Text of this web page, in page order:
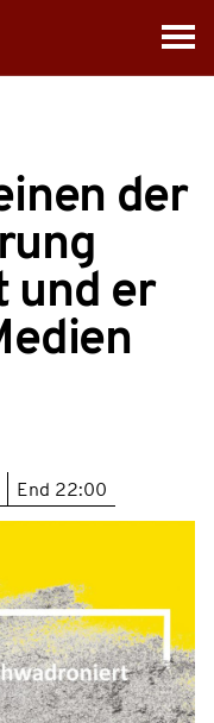
der
und er
End 22:00